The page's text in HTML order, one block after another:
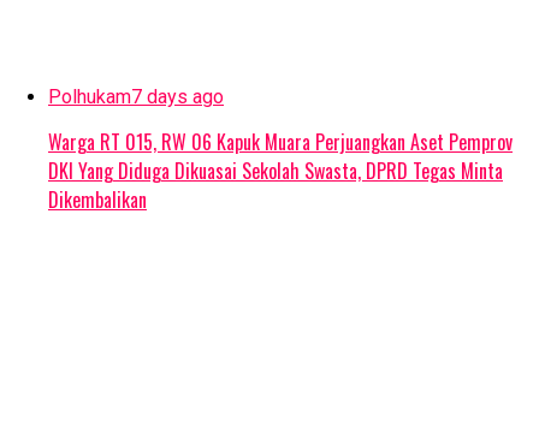
Polhukam7 days ago
Warga RT 015, RW 06 Kapuk Muara Perjuangkan Aset Pemprov
DKI Yang Diduga Dikuasai Sekolah Swasta, DPRD Tegas Minta
Dikembalikan